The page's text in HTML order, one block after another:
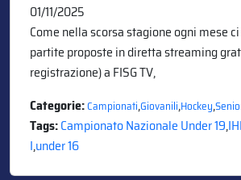
01/11/2025
Come nella scorsa stagione ogni mese
partite proposte in diretta streaming
registrazione) a FISG TV,
Categorie:Campionati,Giovanili,Hockey,
Tags:Campionato Nazionale Under 19,
I,under 16